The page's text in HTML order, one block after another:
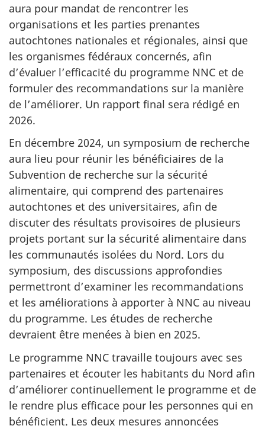
aura pour mandat de rencontrer les
organisations et les parties prenantes
autochtones nationales et régionales, ainsi que
les organismes fédéraux concernés, afin
d’évaluer l’efficacité du programme NNC et de
formuler des recommandations sur la manière
de l’améliorer. Un rapport final sera rédigé en
2026.
En décembre 2024, un symposium de recherche
aura lieu pour réunir les bénéficiaires de la
Subvention de recherche sur la sécurité
alimentaire, qui comprend des partenaires
autochtones et des universitaires, afin de
discuter des résultats provisoires de plusieurs
projets portant sur la sécurité alimentaire dans
les communautés isolées du Nord. Lors du
symposium, des discussions approfondies
permettront d’examiner les recommandations
et les améliorations à apporter à NNC au niveau
du programme. Les études de recherche
devraient être menées à bien en 2025.
Le programme NNC travaille toujours avec ses
partenaires et écouter les habitants du Nord afin
d’améliorer continuellement le programme et de
le rendre plus efficace pour les personnes qui en
bénéficient. Les deux mesures annoncées